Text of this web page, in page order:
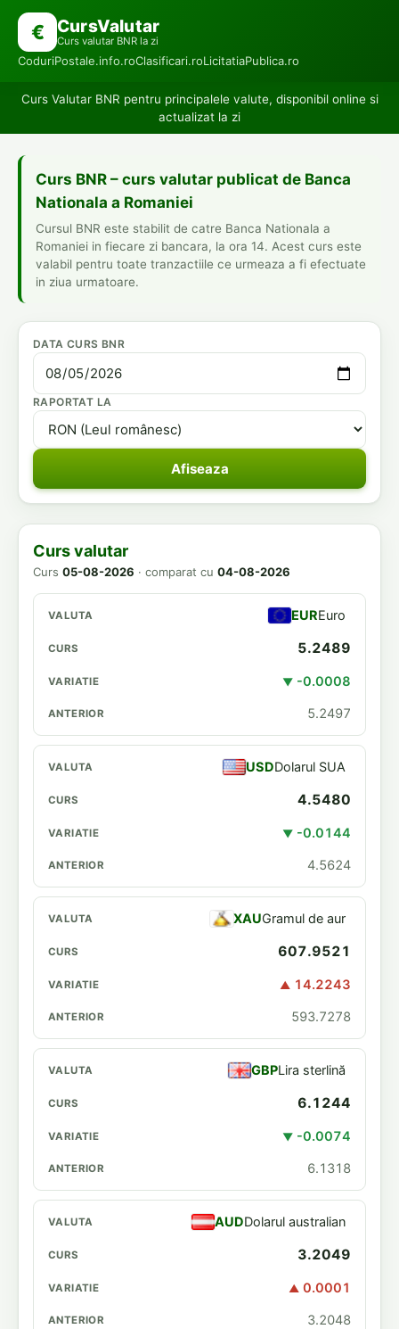
€ CursValutar
Curs valutar BNR la zi
CoduriPostale.info.roClasificari.roLicitatiaPublica.ro
Curs Valutar BNR pentru principalele valute, disponibil online si
actualizat la zi
Curs BNR – curs valutar publicat de Banca
Nationala a Romaniei
Cursul BNR este stabilit de catre Banca Nationala a
Romaniei in fiecare zi bancara, la ora 14. Acest curs este
valabil pentru toate tranzactiile ce urmeaza a fi efectuate
in ziua urmatoare.
DATA CURS BNR
RAPORTAT LA
Afiseaza
Curs valutar
Curs 05-08-2026 · comparat cu 04-08-2026
EUREuro
5.2489
▼ -0.0008
5.2497
USDDolarul SUA
4.5480
▼ -0.0144
4.5624
XAUGramul de aur
607.9521
▲ 14.2243
593.7278
GBPLira sterlină
6.1244
▼ -0.0074
6.1318
AUDDolarul australian
3.2049
▲ 0.0001
3.2048